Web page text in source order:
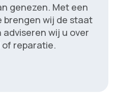
genezen. Met een
brengen wij de staat
adviseren wij u over
reparatie.